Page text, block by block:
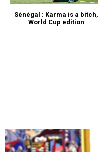
Sénégal : Karma is a bitch,
World Cup edition